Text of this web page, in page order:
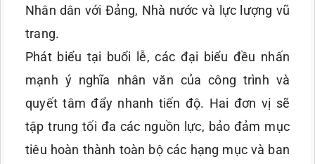
Nhân dân với Đảng, Nhà nước và lực lượng vũ
trang.
Phát biểu tại buổi lễ, các đại biểu đều nhấn
mạnh ý nghĩa nhân văn của công trình và
quyết tâm đẩy nhanh tiến độ. Hai đơn vị sẽ
tập trung tối đa các nguồn lực, bảo đảm mục
tiêu hoàn thành toàn bộ các hạng mục và ban